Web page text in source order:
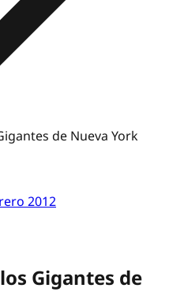
de Nueva York
2012
Gigantes de